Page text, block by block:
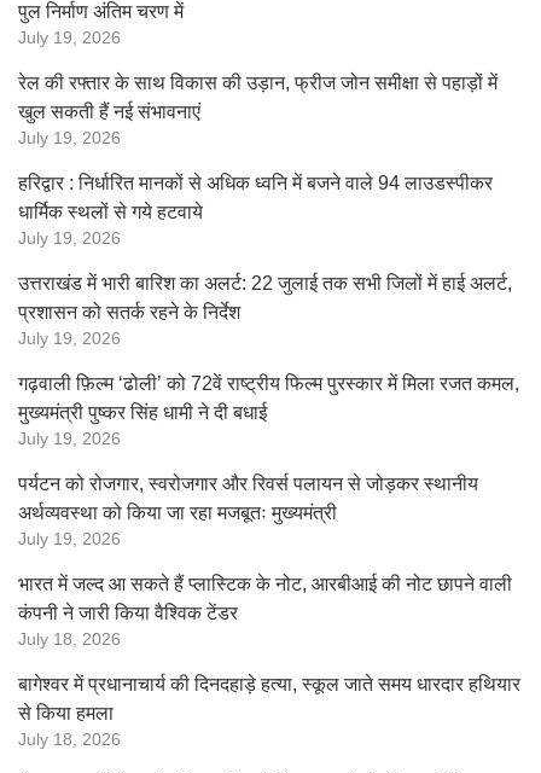
पुल निर्माण अंतिम चरण में
July 19, 2026
रेल की रफ्तार के साथ विकास की उड़ान, फ्रीज जोन समीक्षा से पहाड़ों में
खुल सकती हैं नई संभावनाएं
July 19, 2026
हरिद्वार : निर्धारित मानकों से अधिक ध्वनि में बजने वाले 94 लाउडस्पीकर
धार्मिक स्थलों से गये हटवाये
July 19, 2026
उत्तराखंड में भारी बारिश का अलर्ट: 22 जुलाई तक सभी जिलों में हाई अलर्ट,
प्रशासन को सतर्क रहने के निर्देश
July 19, 2026
गढ़वाली फ़िल्म ‘ढोली’ को 72वें राष्ट्रीय फिल्म पुरस्कार में मिला रजत कमल,
मुख्यमंत्री पुष्कर सिंह धामी ने दी बधाई
July 19, 2026
पर्यटन को रोजगार, स्वरोजगार और रिवर्स पलायन से जोड़कर स्थानीय
अर्थव्यवस्था को किया जा रहा मजबूतः मुख्यमंत्री
July 19, 2026
भारत में जल्द आ सकते हैं प्लास्टिक के नोट, आरबीआई की नोट छापने वाली
कंपनी ने जारी किया वैश्विक टेंडर
July 18, 2026
बागेश्वर में प्रधानाचार्य की दिनदहाड़े हत्या, स्कूल जाते समय धारदार हथियार
से किया हमला
July 18, 2026